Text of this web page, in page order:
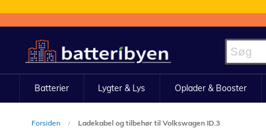
to
Content
Batterier Lygter & Lys Oplader & Booster
Forsiden Ladekabel og tilbehør til Volkswagen ID.3